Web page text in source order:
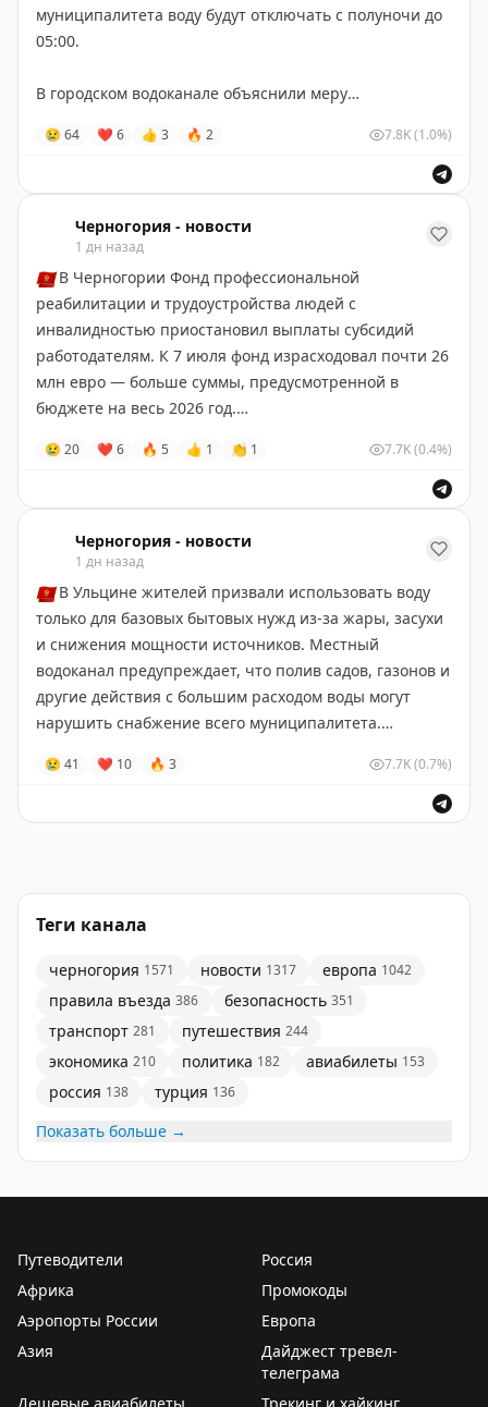
муниципалитета воду будут отключать с полуночи до
05:00.
В городском водоканале объяснили меру
нагрузку на источник Опачица в период
Черногория-Новости
😢 64 ❤ 6 👍 3 🔥 2 7.8K(1.0%)
Черногория - новости
1 дн назад
🇲🇪В Черногории Фонд профессиональной
реабилитации и трудоустройства людей с
инвалидностью приостановил выплаты субсидий
работодателям. К 7 июля фонд израсходовал почти 26
млн евро — больше суммы, предусмотренной в
бюджете на весь 2026 год.
Для возобновления выплат потребуется
госбюджета.
Черногория-Новости
😢 20 ❤ 6 🔥 5 👍 1 👏 1 7.7K(0.4%)
Черногория - новости
1 дн назад
🇲🇪В Ульцине жителей призвали использовать воду
только для базовых бытовых нужд из-за жары, засухи
и снижения мощности источников. Местный
водоканал предупреждает, что полив садов, газонов и
другие действия с большим расходом воды могут
нарушить снабжение всего муниципалитета.
Коммунальные службы усилят проверки
подключений к сети. При нарушениях обещают
😢 41 ❤ 10 🔥 3 7.7K(0.7%)
Теги канала
черногория 1571 новости 1317 европа 1042
правила въезда 386 безопасность 351
транспорт 281 путешествия 244
экономика 210 политика 182 авиабилеты 153
россия 138 турция 136
Показать больше →
Путеводители
Россия
Африка
Промокоды
Аэропорты России
Европа
Азия
Дайджест тревел-
телеграма